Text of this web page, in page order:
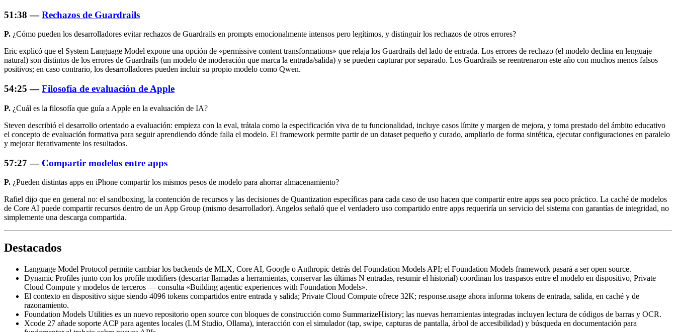
51:38 —Rechazos de Guardrails
P. ¿Cómo pueden los desarrolladores evitar rechazos de Guardrails en prompts emocionalmente intensos pero legítimos, y distinguir los rechazos de otros errores?
Eric explicó que el System Language Model expone una opción de «permissive content transformations» que relaja los Guardrails del lado de entrada. Los errores de rechazo (el modelo declina en lenguaje
natural) son distintos de los errores de Guardrails (un modelo de moderación que marca la entrada/salida) y se pueden capturar por separado. Los Guardrails se reentrenaron este año con muchos menos falsos
positivos; en caso contrario, los desarrolladores pueden incluir su propio modelo como Qwen.
54:25 —Filosofía de evaluación de Apple
P. ¿Cuál es la filosofía que guía a Apple en la evaluación de IA?
Steven describió el desarrollo orientado a evaluación: empieza con la eval, trátala como la especificación viva de tu funcionalidad, incluye casos límite y margen de mejora, y toma prestado del ámbito educativo
el concepto de evaluación formativa para seguir aprendiendo dónde falla el modelo. El framework permite partir de un dataset pequeño y curado, ampliarlo de forma sintética, ejecutar configuraciones en paralelo
y mejorar iterativamente los resultados.
57:27 — Compartir modelos entre apps
P. ¿Pueden distintas apps en iPhone compartir los mismos pesos de modelo para ahorrar almacenamiento?
Rafiel dijo que en general no: el sandboxing, la contención de recursos y las decisiones de Quantization específicas para cada caso de uso hacen que compartir entre apps sea poco práctico. La caché de modelos
de Core AI puede compartir recursos dentro de un App Group (mismo desarrollador). Angelos señaló que el verdadero uso compartido entre apps requeriría un servicio del sistema con garantías de integridad, no
simplemente una descarga compartida.
Destacados
Language Model Protocol permite cambiar los backends de MLX, Core AI, Google o Anthropic detrás del Foundation Models API; el Foundation Models framework pasará a ser open source.
Dynamic Profiles junto con los profile modifiers (descartar llamadas a herramientas, conservar las últimas N entradas, resumir el historial) coordinan los traspasos entre el modelo en dispositivo, Private
Cloud Compute y modelos de terceros — consulta «Building agentic experiences with Foundation Models».
El contexto en dispositivo sigue siendo 4096 tokens compartidos entre entrada y salida; Private Cloud Compute ofrece 32K; response.usage ahora informa tokens de entrada, salida, en caché y de
razonamiento.
Foundation Models Utilities es un nuevo repositorio open source con bloques de construcción como SummarizeHistory; las nuevas herramientas integradas incluyen lectura de códigos de barras y OCR.
Xcode 27 añade soporte ACP para agentes locales (LM Studio, Ollama), interacción con el simulador (tap, swipe, capturas de pantalla, árbol de accesibilidad) y búsqueda en documentación para